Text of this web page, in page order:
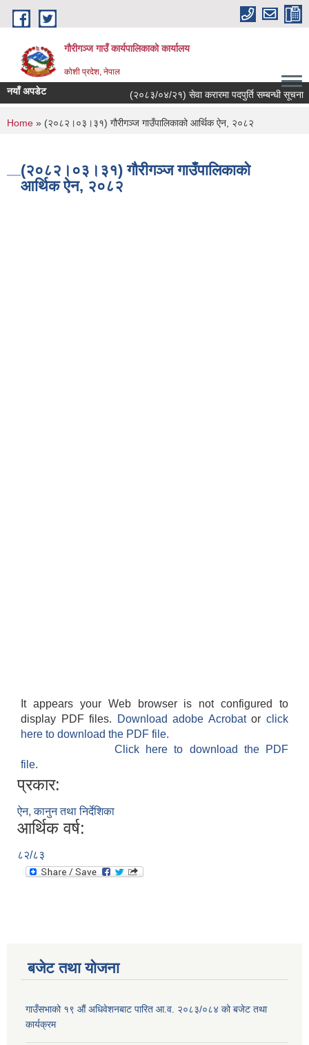
Skip to main content
गौरीगञ्‍ज गाउँ कार्यपालिकाको कार्यालय
कोशी प्रदेश, नेपाल
नयाँ अपडेट (२०८३/०४/२१) सेवा करारमा पदपुर्ति सम्बन्धी सूचना ।
You are here
Home » (२०८२।०३।३१) गौरीगञ्ज गाउँपालिकाको आर्थिक ऐन, २०८२
(२०८२।०३।३१) गौरीगञ्ज गाउँपालिकाको
आर्थिक ऐन, २०८२
It appears your Web browser is not configured to
display PDF files.
Download adobe Acrobatorclick
here to download the PDF file.
Click here to download the PDF
file.
प्रकार:
ऐन, कानुन तथा निर्देशिका
आर्थिक वर्ष:
८२/८३
बजेट तथा याेजना
गाउँसभाको १९ औं अधिवेशनबाट पारित आ.व. २०८३/०८४ को बजेट तथा
कार्यक्रम